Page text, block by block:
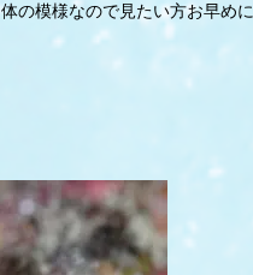
の模様なので見たい方お早めに